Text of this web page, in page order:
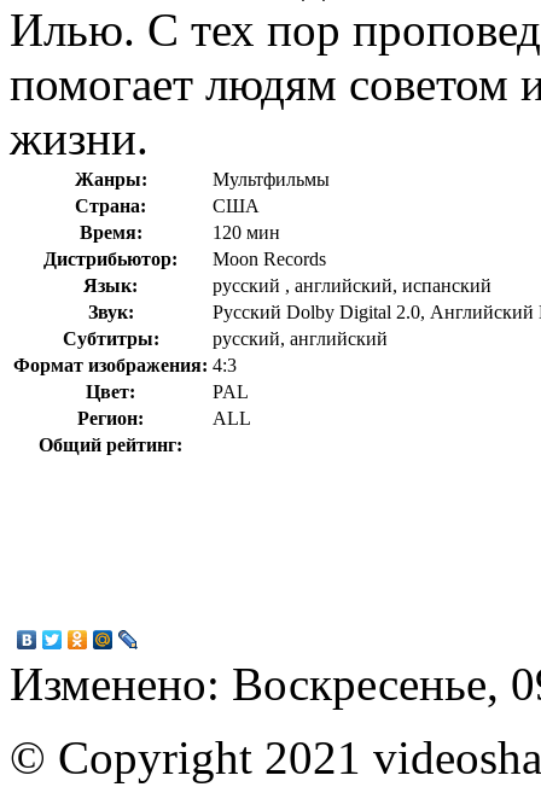
Илью. С тех пор
помогает людям советом
жизни.
Жанры:
Мультфильмы
Страна:
США
Время:
120 мин
Дистрибьютор:
Moon Records
Язык:
русский , английский, испанский
Звук:
Русский Dolby Digital 2.0,
Субтитры:
русский, английский
Формат изображения: 4:3
Цвет:
PAL
Регион:
ALL
Общий рейтинг:
Изменено: Воскресенье,
© Copyright 2021